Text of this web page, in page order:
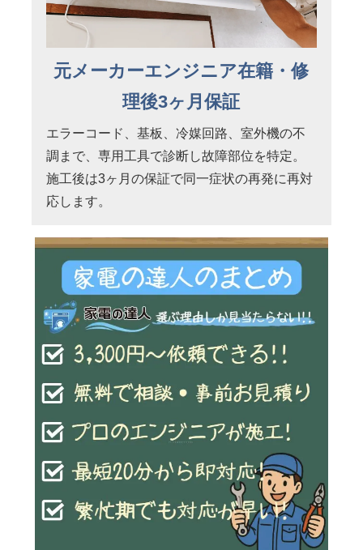
元メーカーエンジニア在籍・修
理後3ヶ月保証
エラーコード、基板、冷媒回路、室外機の不
調まで、専用工具で診断し故障部位を特定。
施工後は3ヶ月の保証で同一症状の再発に再対
応します。